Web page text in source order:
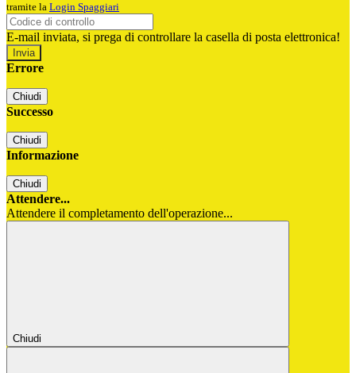
tramite la Login Spaggiari
E-mail inviata, si prega di controllare la casella di posta elettronica!
Errore
Chiudi
Successo
Chiudi
Informazione
Chiudi
Attendere...
Attendere il completamento dell'operazione...
Chiudi